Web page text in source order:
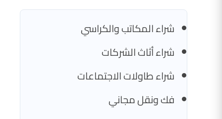
شراء المكاتب والكراسي
شراء أثاث الشركات
شراء طاولات الاجتماعات
فك ونقل مجاني